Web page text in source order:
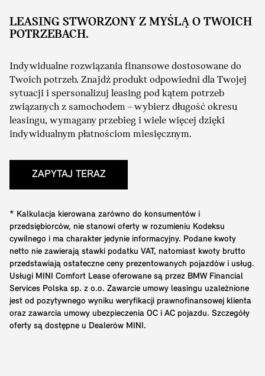
LEASING STWORZONY Z MYŚLĄ O TWOICH
POTRZEBACH.
Indywidualne rozwiązania finansowe dostosowane do
Twoich potrzeb. Znajdź produkt odpowiedni dla Twojej
sytuacji i spersonalizuj leasing pod kątem potrzeb
związanych z samochodem – wybierz długość okresu
leasingu, wymagany przebieg i wiele więcej dzięki
indywidualnym płatnościom miesięcznym.
ZAPYTAJ TERAZ
* Kalkulacja kierowana zarówno do konsumentów i
przedsiębiorców, nie stanowi oferty w rozumieniu Kodeksu
cywilnego i ma charakter jedynie informacyjny. Podane kwoty
netto nie zawierają stawki podatku VAT, natomiast kwoty brutto
przedstawiają ostateczne ceny prezentowanych pojazdów i usług.
Usługi MINI Comfort Lease oferowane są przez BMW Financial
Services Polska sp. z o.o. Zawarcie umowy leasingu uzależnione
jest od pozytywnego wyniku weryfikacji prawnofinansowej klienta
oraz zawarcia umowy ubezpieczenia OC i AC pojazdu. Szczegóły
oferty są dostępne u Dealerów MINI.